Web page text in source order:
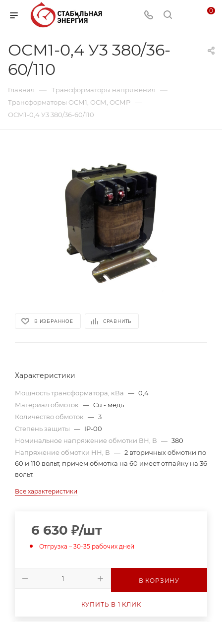
0
ОСМ1-0,4 У3 380/36-
60/110
Главная — Трансформаторы напряжения —
Трансформаторы ОСМ1, ОСМ, ОСМР —
ОСМ1-0,4 У3 380/36-60/110
В ИЗБРАННОЕ СРАВНИТЬ
Характеристики
Мощность трансформатора, кВа — 0,4
Материал обмоток — Cu - медь
Количество обмоток — 3
Степень защиты — IP-00
Номинальное напряжение обмотки ВН, В — 380
Напряжение обмотки НН, В — 2 вторичных обмотки по
60 и 110 вольт, причем обмотка на 60 имеет отпайку на 36
вольт.
Все характеристики
6 630 ₽/шт
Отгрузка – 30-35 рабочих дней
В КОРЗИНУ
КУПИТЬ В 1 КЛИК